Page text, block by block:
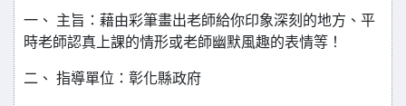
一、 主旨：藉由彩筆畫出老師給你印象深刻的地方、平
時老師認真上課的情形或老師幽默風趣的表情等！
二、 指導單位：彰化縣政府